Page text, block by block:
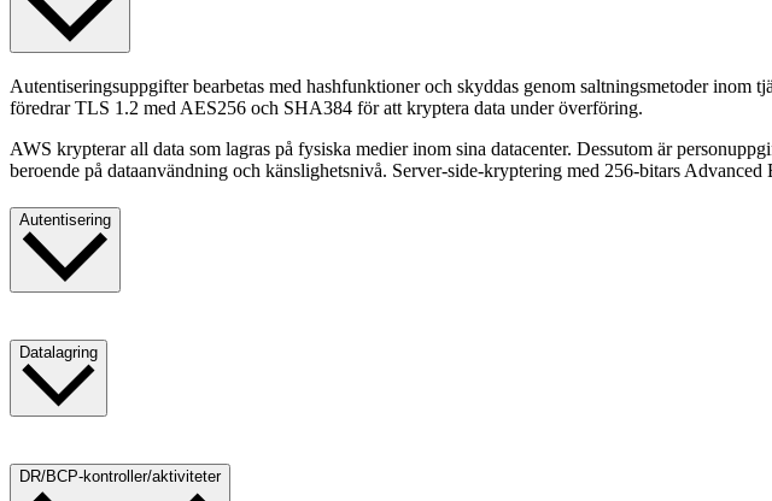
Autentiseringsuppgifter bearbetas med hashfunktioner och skyddas genom saltningsmetoder
föredrar TLS 1.2 med AES256 och SHA384 för att kryptera data under överföring.
AWS krypterar all data som lagras på fysiska medier inom sina datacenter. Dessutom är
beroende på dataanvändning och känslighetsnivå. Server-side-kryptering med 256-bitars
Autentisering
autentiseringsuppgifter används för att onboarda konton. Multi-faktorautentisering (MFA) krävs
till back end-miljön.
Datalagring
DR/BCP-kontroller/aktiviteter